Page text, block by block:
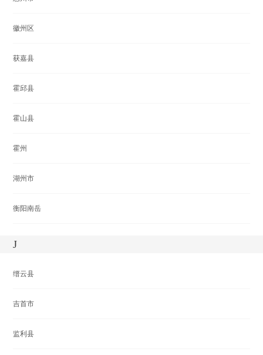
徽州区
获嘉县
霍邱县
霍山县
霍州
湖州市
衡阳南岳
J
缙云县
吉首市
监利县